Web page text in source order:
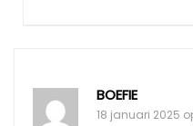
BOEFIE
18 januari 2025